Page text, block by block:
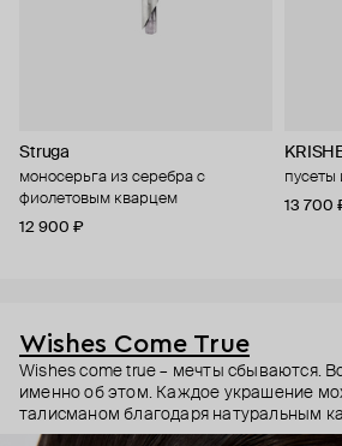
Struga
моносерьга из серебра с
фиолетовым кварцем
12 900 ₽
пусеты
13 700
Wishes Come True
Wishes come true – мечты сбываются.
именно об этом. Каждое украшение
талисманом благодаря натуральным
известно, обладают очень сильной